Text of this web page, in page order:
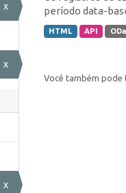
x
x
x
período data-
HTML API
Você também pode